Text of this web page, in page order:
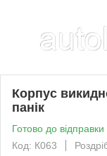
Корпус
панік
Готово до відправки
Код: К063